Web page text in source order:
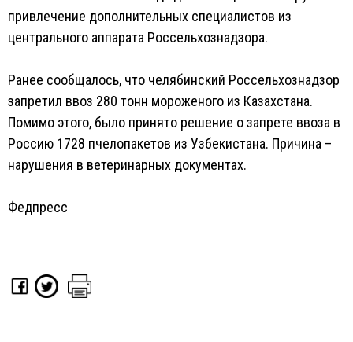
привлечение дополнительных специалистов из
центрального аппарата Россельхознадзора.
Ранее сообщалось, что челябинский Россельхознадзор
запретил ввоз 280 тонн мороженого из Казахстана.
Помимо этого, было принято решение о запрете ввоза в
Россию 1728 пчелопакетов из Узбекистана. Причина –
нарушения в ветеринарных документах.
Федпресс